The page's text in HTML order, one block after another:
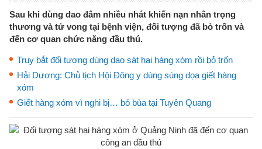
Sau khi dùng dao đâm nhiều nhát khiến nạn nhân trọng
thương và tử vong tại bệnh viện, đối tượng đã bỏ trốn và
đến cơ quan chức năng đầu thú.
Truy bắt đối tượng dùng dao sát hại hàng xóm rồi bỏ trốn
Hải Dương: Chủ tịch Hội Đông y dùng súng dọa giết hàng
xóm
Giết hàng xóm vì nghi bị… bỏ bùa tại Tuyên Quang